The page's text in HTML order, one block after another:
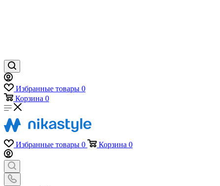
Избранные товары 0
Корзина 0
Избранные товары 0 Корзина 0